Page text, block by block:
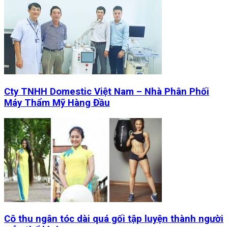
Cty TNHH Domestic Việt Nam – Nhà Phân Phối
Máy Thẩm Mỹ Hàng Đầu
Cô thu ngân tóc dài quá gối tập luyện thành người